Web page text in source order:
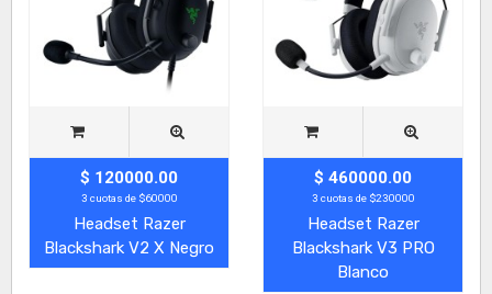
$ 120000.00
3 cuotas de $60000
Headset Razer
Blackshark V2 X Negro
$ 460000.00
3 cuotas de $230000
Headset Razer
Blackshark V3 PRO
Blanco